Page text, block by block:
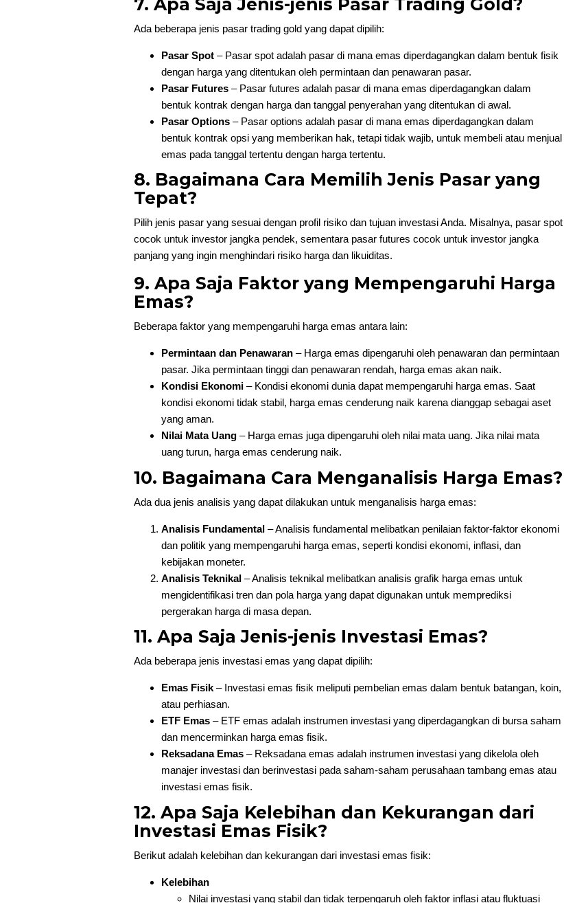
Ada beberapa jenis pasar trading gold yang dapat dipilih:
Pasar Spot– Pasar spot adalah pasar di mana emas diperdagangkan dalam bentuk fisik
dengan harga yang ditentukan oleh permintaan dan penawaran pasar.
Pasar Futures– Pasar futures adalah pasar di mana emas diperdagangkan dalam
bentuk kontrak dengan harga dan tanggal penyerahan yang ditentukan di awal.
Pasar Options– Pasar options adalah pasar di mana emas diperdagangkan dalam
bentuk kontrak opsi yang memberikan hak, tetapi tidak wajib, untuk membeli atau menjual
emas pada tanggal tertentu dengan harga tertentu.
8. Bagaimana Cara Memilih Jenis Pasar yang
Tepat?
Pilih jenis pasar yang sesuai dengan profil risiko dan tujuan investasi Anda. Misalnya, pasar spot
cocok untuk investor jangka pendek, sementara pasar futures cocok untuk investor jangka
panjang yang ingin menghindari risiko harga dan likuiditas.
9. Apa Saja Faktor yang Mempengaruhi Harga
Emas?
Beberapa faktor yang mempengaruhi harga emas antara lain:
Permintaan dan Penawaran– Harga emas dipengaruhi oleh penawaran dan permintaan
pasar. Jika permintaan tinggi dan penawaran rendah, harga emas akan naik.
Kondisi Ekonomi– Kondisi ekonomi dunia dapat mempengaruhi harga emas. Saat
kondisi ekonomi tidak stabil, harga emas cenderung naik karena dianggap sebagai aset
yang aman.
Nilai Mata Uang– Harga emas juga dipengaruhi oleh nilai mata uang. Jika nilai mata
uang turun, harga emas cenderung naik.
10. Bagaimana Cara Menganalisis Harga Emas?
Ada dua jenis analisis yang dapat dilakukan untuk menganalisis harga emas:
Analisis Fundamental– Analisis fundamental melibatkan penilaian faktor-faktor ekonomi
dan politik yang mempengaruhi harga emas, seperti kondisi ekonomi, inflasi, dan
kebijakan moneter.
Analisis Teknikal– Analisis teknikal melibatkan analisis grafik harga emas untuk
mengidentifikasi tren dan pola harga yang dapat digunakan untuk memprediksi
pergerakan harga di masa depan.
11. Apa Saja Jenis-jenis Investasi Emas?
Ada beberapa jenis investasi emas yang dapat dipilih:
Emas Fisik– Investasi emas fisik meliputi pembelian emas dalam bentuk batangan, koin,
atau perhiasan.
ETF Emas– ETF emas adalah instrumen investasi yang diperdagangkan di bursa saham
dan mencerminkan harga emas fisik.
Reksadana Emas– Reksadana emas adalah instrumen investasi yang dikelola oleh
manajer investasi dan berinvestasi pada saham-saham perusahaan tambang emas atau
investasi emas fisik.
12. Apa Saja Kelebihan dan Kekurangan dari
Investasi Emas Fisik?
Berikut adalah kelebihan dan kekurangan dari investasi emas fisik:
Kelebihan
Nilai investasi yang stabil dan tidak terpengaruh oleh faktor inflasi atau fluktuasi